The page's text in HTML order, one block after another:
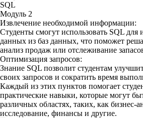
SQL
Модуль 2
Извлечение необходимой информации:
Студенты смогут использовать SQL для
данных из баз данных, что поможет
анализ продаж или отслеживание
Оптимизация запросов:
Знание SQL позволит студентам
своих запросов и сократить время
Каждый из этих пунктов помогает
практические навыки, которые могут
различных областях, таких, как бизнес-
исследование, финансы и другие.